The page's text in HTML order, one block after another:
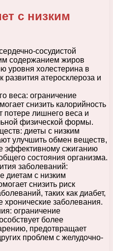
с низким
сосудистой
содержанием жиров
уровня холестерина в
развития атеросклероза и
веса: ограничение
снизить калорийность
потере лишнего веса и
физической формы.
диеты с низким
улучшить обмен веществ,
эффективному сжиганию
состояния организма.
заболеваний:
диетам с низким
снизить риск
таких как диабет,
хронические заболевания.
ограничение
более
предотвращает
проблем с желудочно-